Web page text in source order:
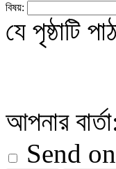
বিষয়:
যে পৃষ্ঠাটি
আপনার
Send